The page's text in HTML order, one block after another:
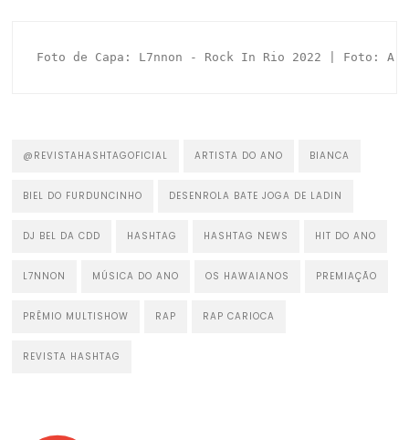
Foto de Capa: L7nnon - Rock In Rio 2022 | Foto:
@REVISTAHASHTAGOFICIAL ARTISTA DO ANO BIANCA
BIEL DO FURDUNCINHO DESENROLA BATE JOGA DE LADIN
DJ BEL DA CDD HASHTAG HASHTAG NEWS HIT DO ANO
L7NNON MÚSICA DO ANO OS HAWAIANOS PREMIAÇÃO
PRÊMIO MULTISHOW RAP RAP CARIOCA
REVISTA HASHTAG